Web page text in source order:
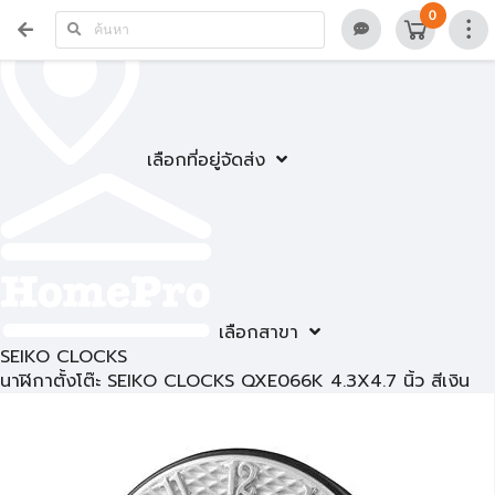
เลือกที่อยู่จัดส่ง
เลือกสาขา
0
SEIKO CLOCKS
นาฬิกาตั้งโต๊ะ SEIKO CLOCKS QXE066K 4.3X4.7 นิ้ว สีเงิน